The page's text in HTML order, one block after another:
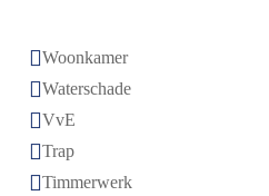
Woonkamer
Waterschade
VvE
Trap
Timmerwerk